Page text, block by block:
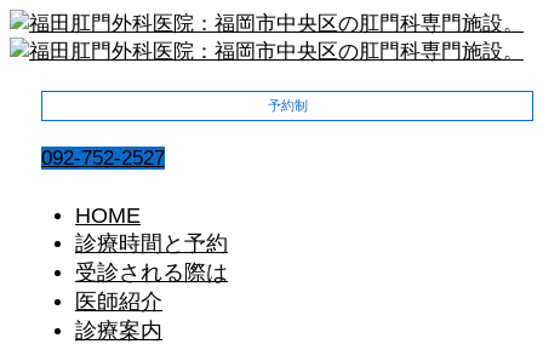
予約制
092-752-2527
HOME
診療時間と予約
受診される際は
医師紹介
診療案内